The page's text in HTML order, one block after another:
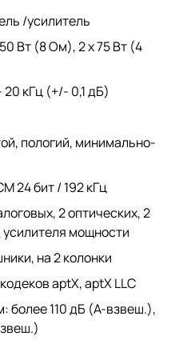
/усилитель
Вт (8 Ом), 2 х 75 Вт (4
кГц (+/- 0,1 дБ)
пологий, минимально-
24 бит / 192 кГц
2 оптических, 2
мощности
на 2 колонки
aptX, aptX LLC
более 110 дБ (А-взвеш.),